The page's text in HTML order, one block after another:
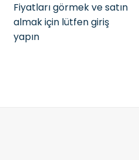
Fiyatları görmek ve satın
almak için lütfen giriş
yapın